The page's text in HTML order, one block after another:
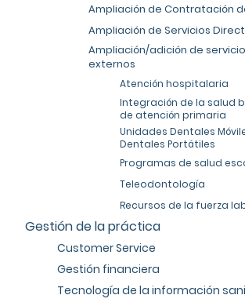
Ampliación de Contratación
Ampliación de Servicios
Ampliación/adición de
externos
Atención hospitalaria
Integración de la salud
de atención primaria
Unidades Dentales
Dentales Portátiles
Programas de salud
Teleodontología
Recursos de la fuerza
Gestión de la práctica
Customer Service
Gestión financiera
Tecnología de la información